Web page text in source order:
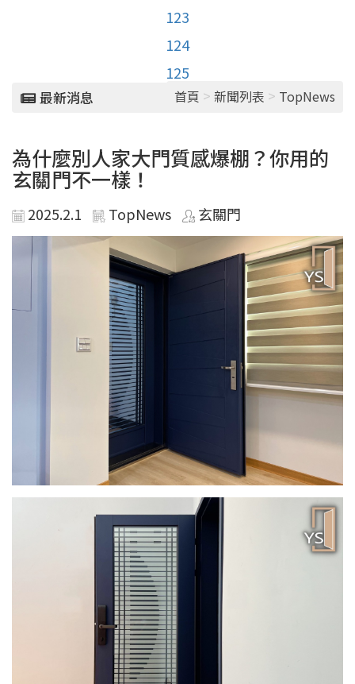
123
124
125
最新消息 首頁 > 新聞列表 > TopNews
為什麼別人家大門質感爆棚？你用的
玄關門不一樣！
2025.2.1 TopNews 玄關門